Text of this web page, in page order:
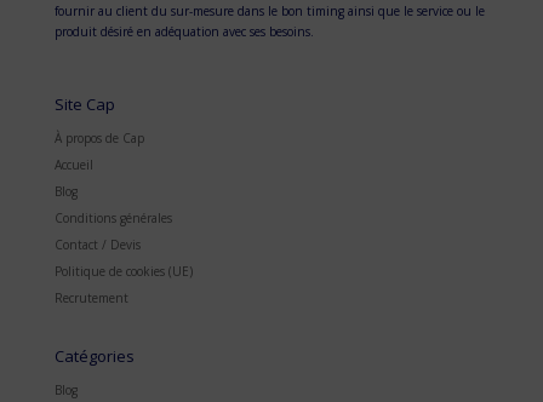
fournir au client du sur-mesure dans le bon timing ainsi que le service ou le
produit désiré en adéquation avec ses besoins.
Site Cap
À propos de Cap
Accueil
Blog
Conditions générales
Contact / Devis
Politique de cookies (UE)
Recrutement
Catégories
Blog